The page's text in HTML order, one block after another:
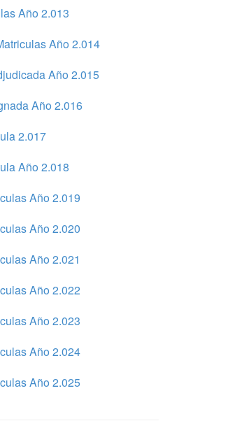
Año 2.013
Año 2.014
Año 2.015
Año 2.016
2.017
Año 2.018
Año 2.019
Año 2.020
Año 2.021
Año 2.022
Año 2.023
Año 2.024
Año 2.025